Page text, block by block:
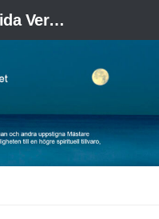
Välkomna till en Ny Framtida Verklighet